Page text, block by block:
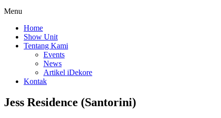
Menu
Home
Show Unit
Tentang Kami
Events
News
Artikel iDekore
Kontak
Jess Residence (Santorini)